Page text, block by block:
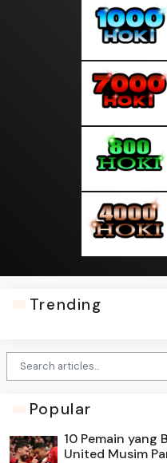
Trending
Popular
10 Pemain yang
United Musim